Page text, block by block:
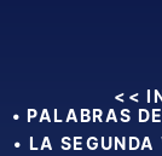
<<
• PALABRAS
• LA